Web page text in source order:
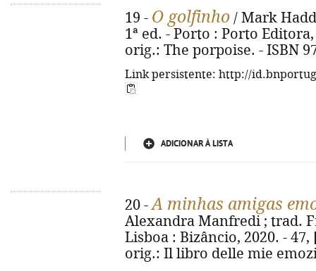
19 - O golfinho / Mark
1ª ed. - Porto : Porto
orig.: The porpoise. - ISBN
Link persistente: http://
ADICIONAR À LISTA
20 -A minhas amigas
Alexandra Manfredi ; trad.
Lisboa : Bizâncio, 2020. -
orig.: Il libro delle mie